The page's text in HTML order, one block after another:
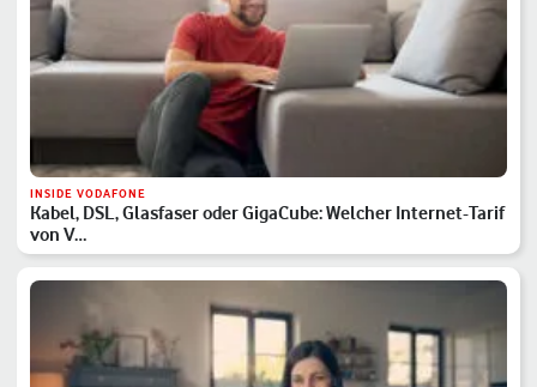
INSIDE VODAFONE
Kabel, DSL, Glasfaser oder GigaCube: Welcher Internet-Tarif
von V…